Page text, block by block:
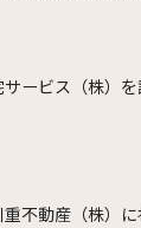
サービス（株）
不動産（株）